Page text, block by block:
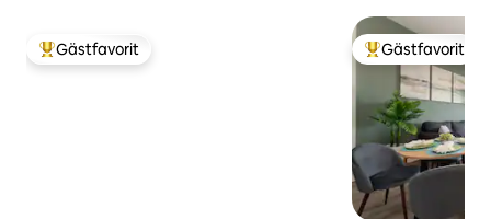
Populär gästfavorit
Gästfavorit Populär
Gästfavorit